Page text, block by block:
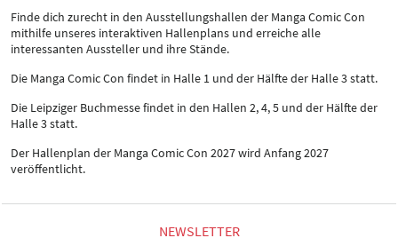
Finde dich zurecht in den Ausstellungshallen der Manga Comic Con
mithilfe unseres interaktiven Hallenplans und erreiche alle
interessanten Aussteller und ihre Stände.
Die Manga Comic Con findet in Halle 1 und der Hälfte der Halle 3 statt.
Die Leipziger Buchmesse findet in den Hallen 2, 4, 5 und der Hälfte der
Halle 3 statt.
Der Hallenplan der Manga Comic Con 2027 wird Anfang 2027
veröffentlicht.
NEWSLETTER